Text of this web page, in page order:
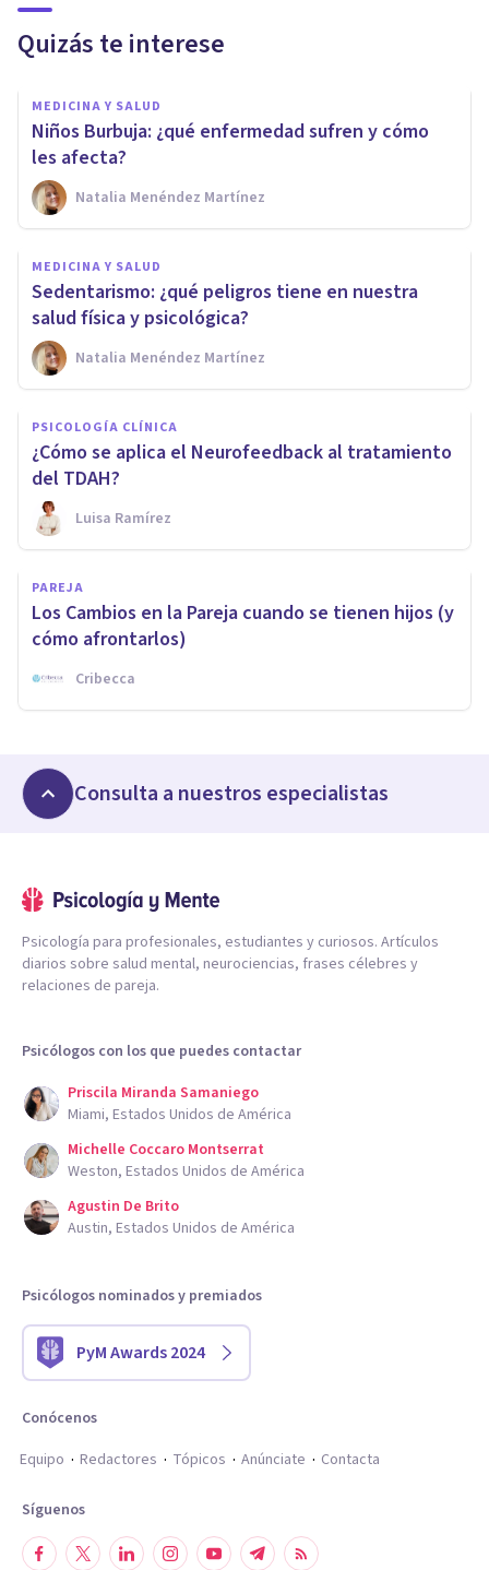
Quizás te interese
MEDICINA Y SALUD
Niños Burbuja: ¿qué enfermedad sufren y cómo
les afecta?
Natalia Menéndez Martínez
MEDICINA Y SALUD
Sedentarismo: ¿qué peligros tiene en nuestra
salud física y psicológica?
Natalia Menéndez Martínez
PSICOLOGÍA CLÍNICA
¿Cómo se aplica el Neurofeedback al tratamiento
del TDAH?
Luisa Ramírez
PAREJA
Los Cambios en la Pareja cuando se tienen hijos (y
cómo afrontarlos)
Cribecca
Consulta a nuestros especialistas
Psicología para profesionales, estudiantes y curiosos. Artículos
diarios sobre salud mental, neurociencias, frases célebres y
relaciones de pareja.
Psicólogos con los que puedes contactar
Priscila Miranda Samaniego
Miami, Estados Unidos de América
Michelle Coccaro Montserrat
Weston, Estados Unidos de América
Agustin De Brito
Austin, Estados Unidos de América
Psicólogos nominados y premiados
PyM Awards 2024
Conócenos
Equipo
Redactores Tópicos Anúnciate Contacta
Síguenos